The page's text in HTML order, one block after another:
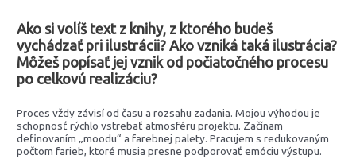
Ako si volíš text z knihy, z ktorého budeš
vychádzať pri ilustrácii? Ako vzniká taká ilustrácia?
Môžeš popísať jej vznik od počiatočného procesu
po celkovú realizáciu?
Proces vždy závisí od času a rozsahu zadania. Mojou výhodou je
schopnosť rýchlo vstrebať atmosféru projektu. Začínam
definovaním „moodu“ a farebnej palety. Pracujem s redukovaným
počtom farieb, ktoré musia presne podporovať emóciu výstupu.